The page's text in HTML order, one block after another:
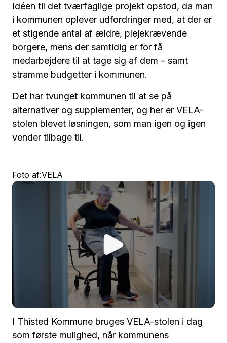
Idéen til det tværfaglige projekt opstod, da man
i kommunen oplever udfordringer med, at der er
et stigende antal af ældre, plejekrævende
borgere, mens der samtidig er for få
medarbejdere til at tage sig af dem – samt
stramme budgetter i kommunen.
Det har tvunget kommunen til at se på
alternativer og supplementer, og her er VELA-
stolen blevet løsningen, som man igen og igen
vender tilbage til.
Foto af:VELA
I Thisted Kommune bruges VELA-stolen i dag
som første mulighed, når kommunens